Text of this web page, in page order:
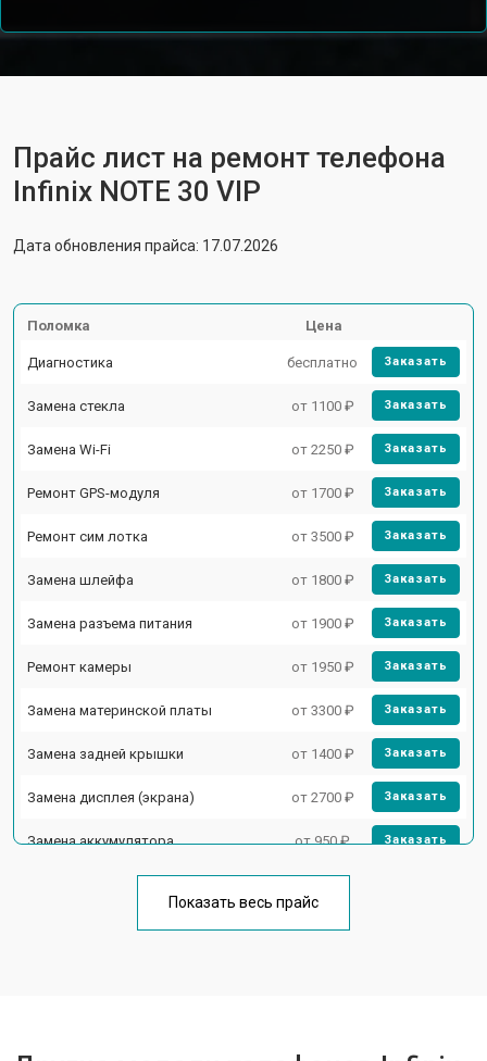
Прайс лист на ремонт телефона
Infinix NOTE 30 VIP
Дата обновления прайса: 17.07.2026
Поломка Цена
Диагностика бесплатно Заказать
Замена стекла от 1100 ₽ Заказать
Замена Wi-Fi от 2250 ₽ Заказать
Ремонт GPS-модуля от 1700 ₽ Заказать
Ремонт сим лотка от 3500 ₽ Заказать
Замена шлейфа от 1800 ₽ Заказать
Замена разъема питания от 1900 ₽ Заказать
Ремонт камеры от 1950 ₽ Заказать
Замена материнской платы от 3300 ₽ Заказать
Замена задней крышки от 1400 ₽ Заказать
Замена дисплея (экрана) от 2700 ₽ Заказать
Замена аккумулятора от 950 ₽ Заказать
Ремонт цепи питания от 3200 ₽
Показать весь прайс